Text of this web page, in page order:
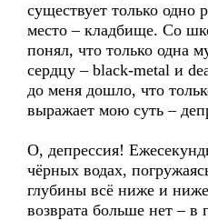
существует только одно
место – кладбище. Со
понял, что только одна
сердцу – black-metal и
до меня дошло, что
выражает мою суть –
О, депрессия!
чёрных водах,
глубины всё ниже и
возврата больше нет –